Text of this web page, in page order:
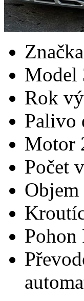
Značka
Model
Rok
Palivo
Motor
Počet
Pohon